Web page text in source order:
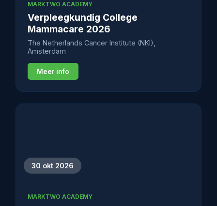
MARKTWO ACADEMY
Verpleegkundig College
Mammacare 2026
The Netherlands Cancer Institute (NKI),
Amsterdam
Meer info
30 okt 2026
MARKTWO ACADEMY